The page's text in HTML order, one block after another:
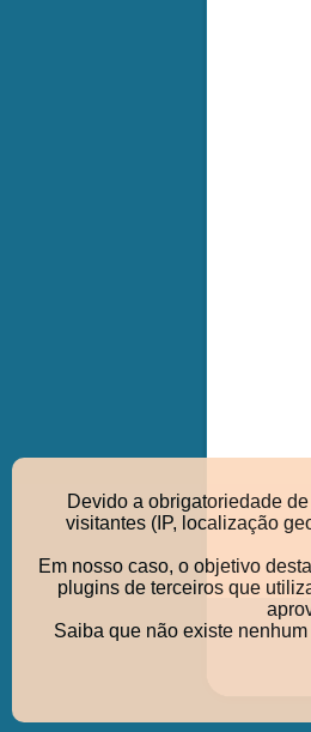
Devido a obrigatoriedade
visitantes (IP, localização
Em nosso caso, o objetivo
plugins de terceiros que
Saiba que não existe